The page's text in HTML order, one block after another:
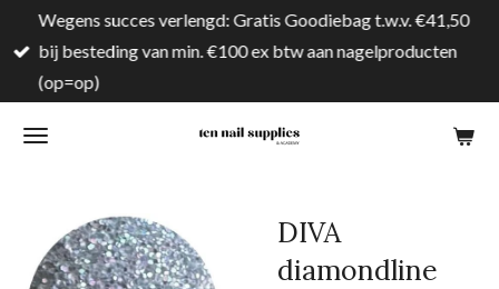
direct
naar
hoofdinhoud
Wegens succes verlengd: Gratis Goodiebag t.w.v. €41,50
bij besteding van min. €100 ex btw aan nagelproducten
(op=op)
DIVA
diamondline